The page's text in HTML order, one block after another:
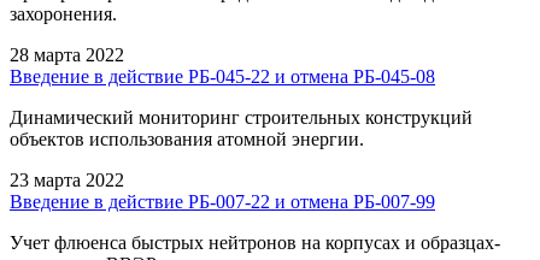
захоронения.
28 марта 2022
Введение в действие РБ-045-22 и отмена РБ-045-08
Динамический мониторинг строительных конструкций
объектов использования атомной энергии.
23 марта 2022
Введение в действие РБ-007-22 и отмена РБ-007-99
Учет флюенса быстрых нейтронов на корпусах и образцах-